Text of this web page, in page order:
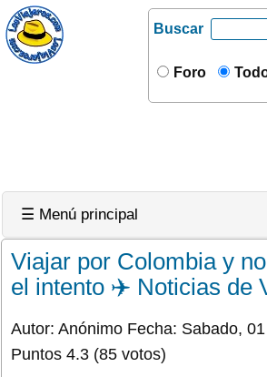
Buscar
Foro
☰ Menú principal
Viajar por Colombia y
el intento ✈️ Noticias de
Autor: Anónimo Fecha: Sabado, 01
Puntos 4.3 (85 votos)